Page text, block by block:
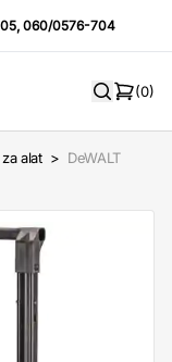
,060/0576-704
(0)
alat > DeWALT